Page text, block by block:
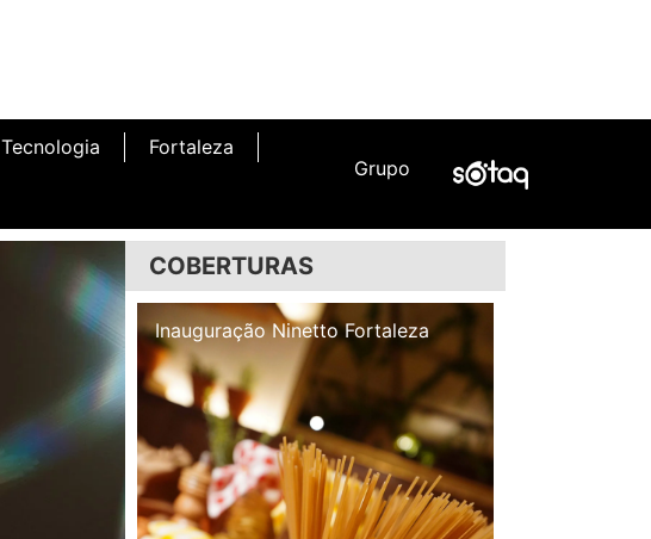
Tecnologia Fortaleza
Grupo
COBERTURAS
Inauguração Illa Café